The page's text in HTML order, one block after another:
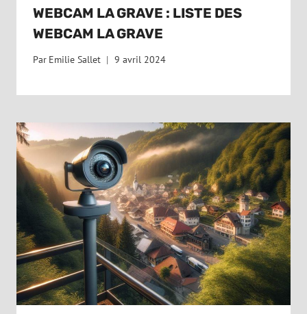
WEBCAM LA GRAVE : LISTE DES
WEBCAM LA GRAVE
Par Emilie Sallet 9 avril 2024